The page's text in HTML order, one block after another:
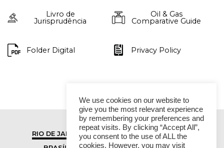
Livro de
Jurisprudência
Oil & Gas
Comparative Guide
Folder Digital Privacy Policy
RIO DE JANEIRO
SÃO PAULO
We use cookies on our website to
give you the most relevant experience
by remembering your preferences and
repeat visits. By clicking “Accept All”,
you consent to the use of ALL the
cookies. However, you may visit